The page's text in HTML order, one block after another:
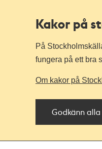
Kakor på
På
fungera på ett bra
Om kakor på
Godkänn alla